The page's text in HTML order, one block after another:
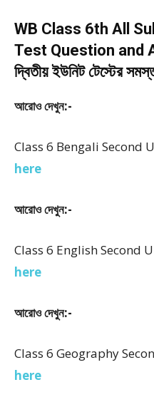
WB Class 6th All
Test Question and
দ্বিতীয় ইউনিট টেস্টের
আরোও দেখুন:-
Class 6 Bengali Second
here
আরোও দেখুন:-
Class 6 English Second
here
আরোও দেখুন:-
Class 6 Geography
here